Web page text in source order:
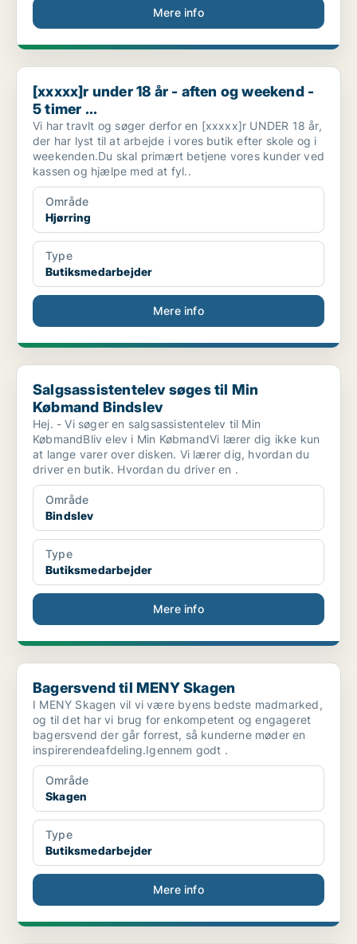
Mere info
[xxxxx]r under 18 år - aften og weekend - 5 timer ...
[xxxxx]r under 18 år - aften og weekend -
5 timer ...
Vi har travlt og søger derfor en [xxxxx]r UNDER 18 år,
der har lyst til at arbejde i vores butik efter skole og i
weekenden.Du skal primært betjene vores kunder ved
kassen og hjælpe med at fyl..
Område
Hjørring
Type
Butiksmedarbejder
Mere info
Salgsassistentelev søges til Min Købmand Bindslev
Salgsassistentelev søges til Min
Købmand Bindslev
Hej. - Vi søger en salgsassistentelev til Min
KøbmandBliv elev i Min KøbmandVi lærer dig ikke kun
at lange varer over disken. Vi lærer dig, hvordan du
driver en butik. Hvordan du driver en .
Område
Bindslev
Type
Butiksmedarbejder
Mere info
Bagersvend til MENY Skagen
Bagersvend til MENY Skagen
I MENY Skagen vil vi være byens bedste madmarked,
og til det har vi brug for enkompetent og engageret
bagersvend der går forrest, så kunderne møder en
inspirerendeafdeling.Igennem godt .
Område
Skagen
Type
Butiksmedarbejder
Mere info